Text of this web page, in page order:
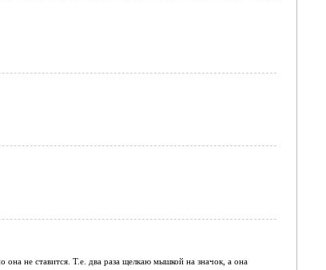
не ставится. Т.е. два раза щелкаю мышкой на значок, а она